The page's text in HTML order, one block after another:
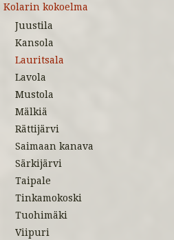
Kolarin kokoelma
Juustila
Kansola
Lauritsala
Lavola
Mustola
Mälkiä
Rättijärvi
Saimaan kanava
Särkijärvi
Taipale
Tinkamokoski
Tuohimäki
Viipuri